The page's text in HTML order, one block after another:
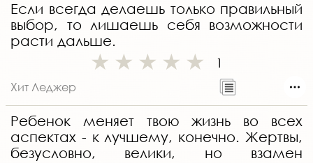
Если всегда делаешь только правильный
выбор, то лишаешь себя возможности
расти дальше.
1
Хит Леджер
Ребенок меняет твою жизнь во всех
аспектах - к лучшему, конечно. Жертвы,
безусловно, велики, но взамен